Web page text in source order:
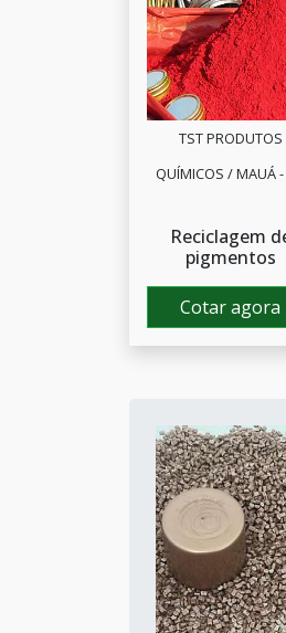
TST PRODUTOS
QUÍMICOS / MAUÁ -
Reciclagem
pigmentos
Cotar agora